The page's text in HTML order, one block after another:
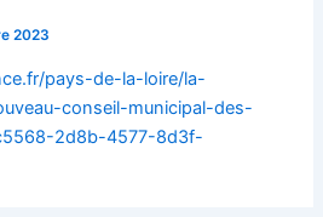
2023
pays-de-la-loire/la-
conseil-municipal-des-
2d8b-4577-8d3f-